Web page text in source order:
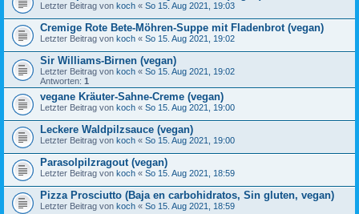
Letzter Beitrag von koch « So 15. Aug 2021, 19:03
Cremige Rote Bete-Möhren-Suppe mit Fladenbrot (vegan)
Letzter Beitrag von koch « So 15. Aug 2021, 19:02
Sir Williams-Birnen (vegan)
Letzter Beitrag von koch « So 15. Aug 2021, 19:02
Antworten: 1
vegane Kräuter-Sahne-Creme (vegan)
Letzter Beitrag von koch « So 15. Aug 2021, 19:00
Leckere Waldpilzsauce (vegan)
Letzter Beitrag von koch « So 15. Aug 2021, 19:00
Parasolpilzragout (vegan)
Letzter Beitrag von koch « So 15. Aug 2021, 18:59
Pizza Prosciutto (Baja en carbohidratos, Sin gluten, vegan)
Letzter Beitrag von koch « So 15. Aug 2021, 18:59